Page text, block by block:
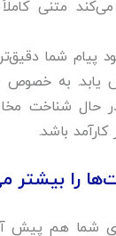
متنی
پیام شما
یابد. به خصوص
حال شناخت
باشد.
را بیشتر
شما هم پیش